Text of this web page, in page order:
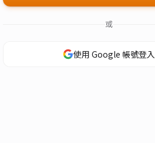
或
使用 Google 帳號登入